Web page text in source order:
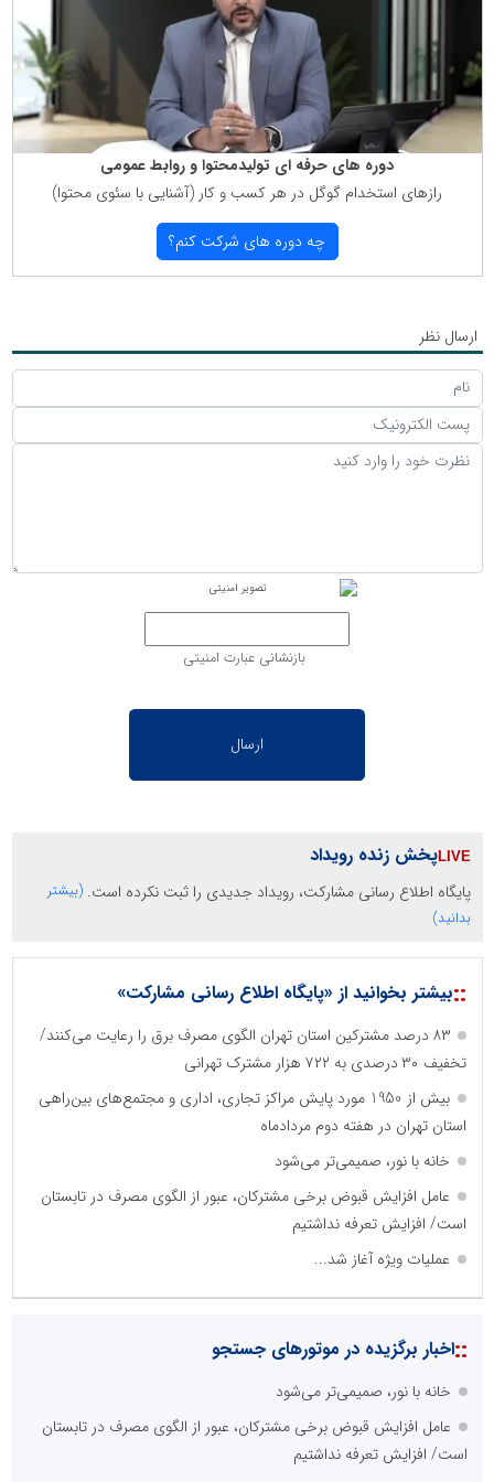
دوره های حرفه ای تولیدمحتوا و روابط عمومی
رازهای استخدام گوگل در هر كسب و كار (آشنایی با سئوی محتوا)
چه دوره های شركت كنم؟
ارسال نظر
بازنشانی عبارت امنیتی
پخش زنده رویداد
پایگاه اطلاع رسانی مشارکت، رویداد جدیدی را ثبت نکرده است. (بیشتر
بدانید)
::بیشتر بخوانید از «پایگاه اطلاع رسانی مشارکت»
۸۳ درصد مشترکین استان تهران الگوی مصرف برق را رعایت می‌کنند/
تخفیف ۳۰ درصدی به ۷۲۲ هزار مشترک تهرانی
بیش از 1950 مورد پایش مراکز تجاری، اداری و مجتمع‌های بین‌راهی
استان تهران در هفته دوم مردادماه
خانه با نور، صمیمی‌تر می‌شود
عامل افزایش قبوض برخی مشترکان، عبور از الگوی مصرف در تابستان
است/ افزایش تعرفه نداشتیم
عملیات ویژه آغاز شد...
نظرسنجی
مهمترین نیازمندی ساختار اطلاع رسانی روابط عمومی های نوین کدام
گزینه است؟
راه اندازی خبرگزاری داخلی